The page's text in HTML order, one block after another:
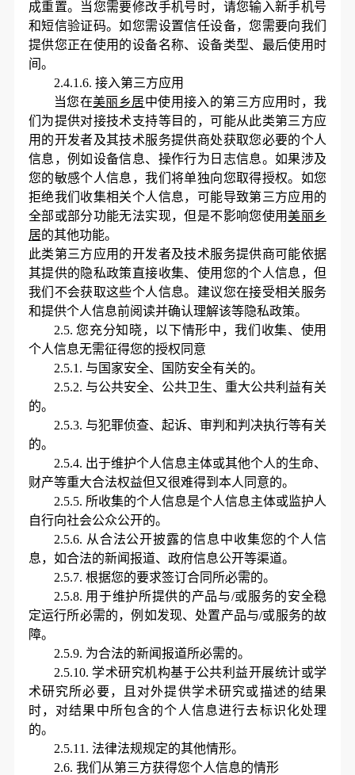
成重置。当您需要修改手机号时，请您输入新手机号
和短信验证码。如您需设置信任设备，您需要向我们
提供您正在使用的设备名称、设备类型、最后使用时
间。
2.4.1.6. 接入第三方应用
当您在美丽乡居中使用接入的第三方应用时，我
们为提供对接技术支持等目的，可能从此类第三方应
用的开发者及其技术服务提供商处获取您必要的个人
信息，例如设备信息、操作行为日志信息。如果涉及
您的敏感个人信息，我们将单独向您取得授权。如您
拒绝我们收集相关个人信息，可能导致第三方应用的
全部或部分功能无法实现，但是不影响您使用美丽乡
居的其他功能。
此类第三方应用的开发者及技术服务提供商可能依据
其提供的隐私政策直接收集、使用您的个人信息，但
我们不会获取这些个人信息。建议您在接受相关服务
和提供个人信息前阅读并确认理解该等隐私政策。
2.5.您充分知晓，以下情形中，我们收集、使用
个人信息无需征得您的授权同意
2.5.1. 与国家安全、国防安全有关的。
2.5.2. 与公共安全、公共卫生、重大公共利益有关
的。
2.5.3. 与犯罪侦查、起诉、审判和判决执行等有关
的。
2.5.4. 出于维护个人信息主体或其他个人的生命、
财产等重大合法权益但又很难得到本人同意的。
2.5.5. 所收集的个人信息是个人信息主体或监护人
自行向社会公众公开的。
2.5.6. 从合法公开披露的信息中收集您的个人信
息，如合法的新闻报道、政府信息公开等渠道。
2.5.7. 根据您的要求签订合同所必需的。
2.5.8. 用于维护所提供的产品与/或服务的安全稳
定运行所必需的，例如发现、处置产品与/或服务的故
障。
2.5.9. 为合法的新闻报道所必需的。
2.5.10. 学术研究机构基于公共利益开展统计或学
术研究所必要，且对外提供学术研究或描述的结果
时，对结果中所包含的个人信息进行去标识化处理
的。
2.5.11. 法律法规规定的其他情形。
2.6. 我们从第三方获得您个人信息的情形